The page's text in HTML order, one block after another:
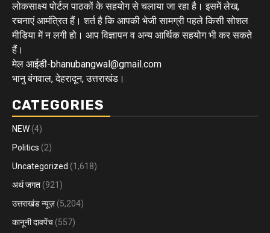
लोकसाक्ष्य पोर्टल पाठकों के सहयोग से चलाया जा रहा है। इसमें लेख,
रचनाएं आमंत्रित हैं। शर्त है कि आपकी भेजी सामग्री पहले किसी सोशल
मीडिया में न लगी हो। आप विज्ञापन व अन्य आर्थिक सहयोग भी कर सकते
हैं।
मेल आईडी-bhanubangwal@gmail.com
भानु बंगवाल, देहरादून, उत्तराखंड।
CATEGORIES
NEW (4)
Politics (2)
Uncategorized (1,618)
अर्थ जगत (921)
उत्तराखंड न्यूज़ (5,204)
कानूनी दावपेंच (557)